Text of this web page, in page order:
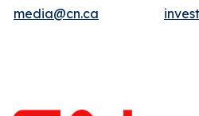
media@cn.ca